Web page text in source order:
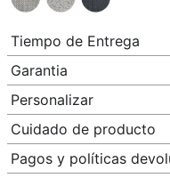
Tiempo de Entrega
Garantia
Personalizar
Cuidado de producto
Pagos y políticas